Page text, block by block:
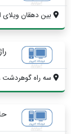
بین دهقان ویلای
سه راه گوهردشت ،